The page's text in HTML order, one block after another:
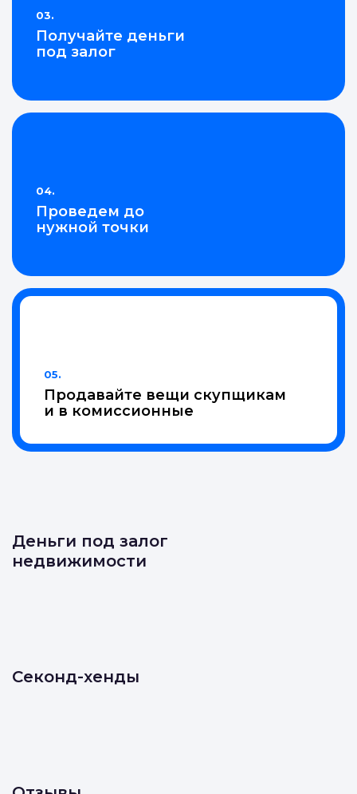
03.
Получайте деньги
под залог
04.
Проведем до
нужной точки
05.
Продавайте вещи скупщикам
и в комиссионные
Деньги под залог
недвижимости
Секонд-хенды